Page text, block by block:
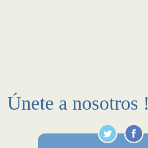
Únete a nosotros !